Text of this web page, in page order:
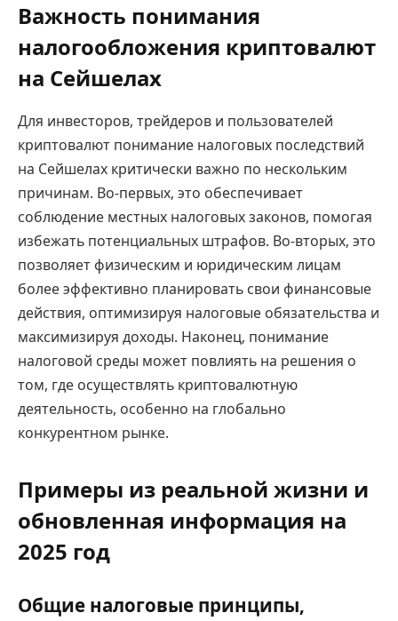
Важность понимания
налогообложения криптовалют
на Сейшелах
Для инвесторов, трейдеров и пользователей
криптовалют понимание налоговых последствий
на Сейшелах критически важно по нескольким
причинам. Во-первых, это обеспечивает
соблюдение местных налоговых законов, помогая
избежать потенциальных штрафов. Во-вторых, это
позволяет физическим и юридическим лицам
более эффективно планировать свои финансовые
действия, оптимизируя налоговые обязательства и
максимизируя доходы. Наконец, понимание
налоговой среды может повлиять на решения о
том, где осуществлять криптовалютную
деятельность, особенно на глобально
конкурентном рынке.
Примеры из реальной жизни и
обновленная информация на
2025 год
Общие налоговые принципы,